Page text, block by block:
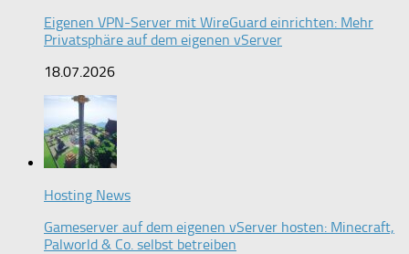
Eigenen VPN-Server mit WireGuard einrichten: Mehr
Privatsphäre auf dem eigenen vServer
18.07.2026
Hosting News
Gameserver auf dem eigenen vServer hosten: Minecraft,
Palworld & Co. selbst betreiben